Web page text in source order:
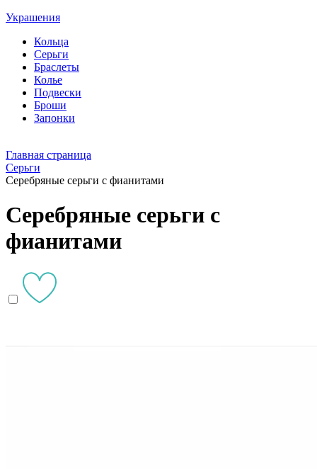
Украшения
Кольца
Серьги
Браслеты
Колье
Подвески
Броши
Запонки
Главная страница
Серьги
Серебряные серьги с фианитами
Серебряные серьги с
фианитами